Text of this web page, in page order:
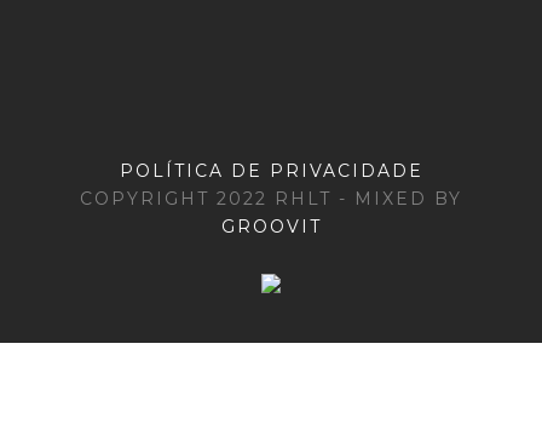
POLÍTICA DE PRIVACIDADE
COPYRIGHT 2022 RHLT - MIXED BY
GROOVIT